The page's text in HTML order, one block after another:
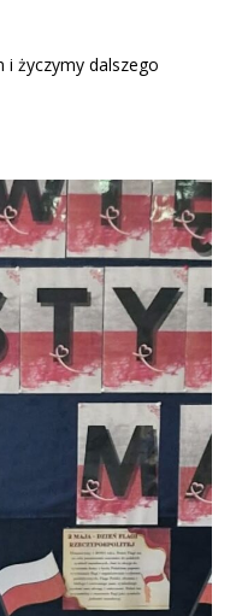
życzymy dalszego